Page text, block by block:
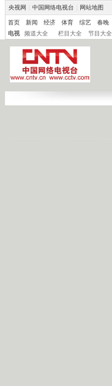
央视网 中国网络电视台 网站地图
首页 新闻 经济 体育 综艺 春晚
电视
频道大全 栏目大全 节目大全